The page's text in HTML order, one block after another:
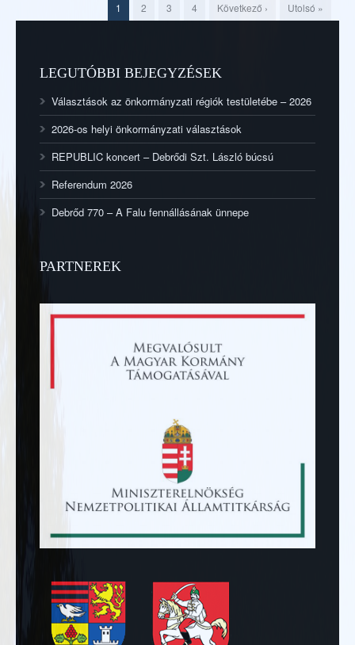
1 2 3 4 Következő › Utolsó »
LEGUTÓBBI BEJEGYZÉSEK
Választások az önkormányzati régiók testületébe – 2026
2026-os helyi önkormányzati választások
REPUBLIC koncert – Debrődi Szt. László búcsú
Referendum 2026
Debrőd 770 – A Falu fennállásának ünnepe
PARTNEREK